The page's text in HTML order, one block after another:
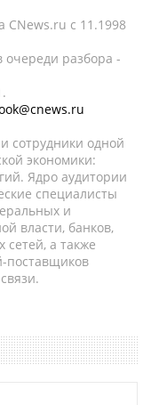
CNews.ru c 11.1998
разбора -
сотрудники одной
экономики:
Ядро аудитории
специалисты
и
власти, банков,
а также
поставщиков